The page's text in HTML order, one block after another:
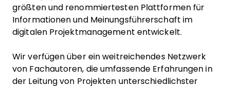
größten und renommiertesten Plattformen für
Informationen und Meinungsführerschaft im
digitalen Projektmanagement entwickelt.
Wir verfügen über ein weitreichendes Netzwerk
von Fachautoren, die umfassende Erfahrungen in
der Leitung von Projekten unterschiedlichster